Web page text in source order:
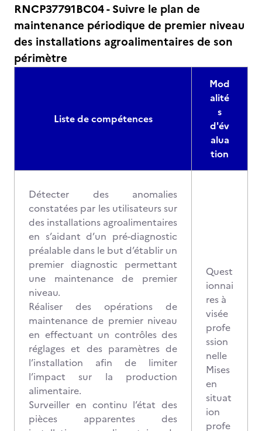
RNCP37791BC04 - Suivre le plan de
maintenance périodique de premier niveau
des installations agroalimentaires de son
périmètre
Liste de compétences
Mod
alité
s
d'év
alua
tion
Détecter des anomalies
constatées par les utilisateurs sur
des installations agroalimentaires
en s’aidant d’un pré-diagnostic
préalable dans le but d’établir un
premier diagnostic permettant
une maintenance de premier
niveau.
Réaliser des opérations de
maintenance de premier niveau
en effectuant un contrôles des
réglages et des paramètres de
l’installation afin de limiter
l’impact sur la production
alimentaire.
Surveiller en continu l’état des
pièces apparentes des
Quest
ionnai
res à
visée
profe
ssion
nelle
Mises
en
situat
ion
profe